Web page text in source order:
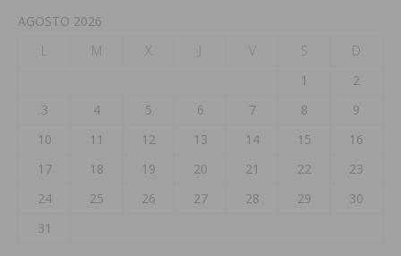
AGOSTO 2026
L
M X J V S
D
1
2
3
4 5 6 7 8
9
10
11 12 13 14 15
16
17
18 19 20 21 22
23
24
25 26 27 28 29
30
31